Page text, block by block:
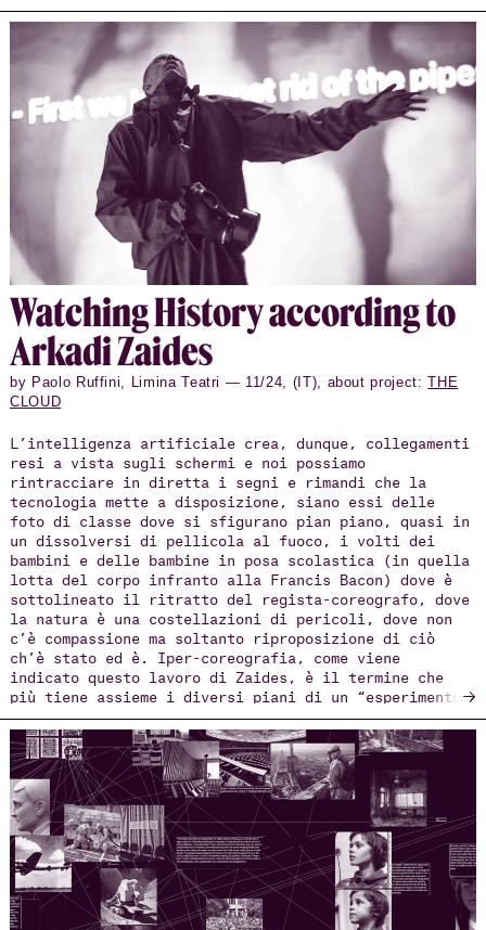
Watch­ing His­tory ac­cord­ing to
Arkadi Zaides
by Paolo Ruffini, Limina Teatri — 11/24, (IT), about project:THE
CLOUD
L’intelligenza artificiale crea, dunque, collegamenti
resi a vista sugli schermi e noi possiamo
rintracciare in diretta i segni e rimandi che la
tecnologia mette a disposizione, siano essi delle
foto di classe dove si sfigurano pian piano, quasi in
un dissolversi di pellicola al fuoco, i volti dei
bambini e delle bambine in posa scolastica (in quella
lotta del corpo infranto alla Francis Bacon) dove è
sottolineato il ritratto del regista-coreografo, dove
la natura è una costellazioni di pericoli, dove non
c’è compassione ma soltanto riproposizione di ciò
ch’è stato ed è. Iper-coreografia, come viene
indicato questo lavoro di Zaides, è il termine che
più tiene assieme i diversi piani di un “esperimento”
straordinario; iper in quanto sovraffollamento di
intuizioni e riflessi di visionarie attitudini del
corpo scenico svelando, anche nel caso di Arkadi
Zaides, quanto il concetto di coreografia sia
plurale, collettivo, e scantona dal canone.
→